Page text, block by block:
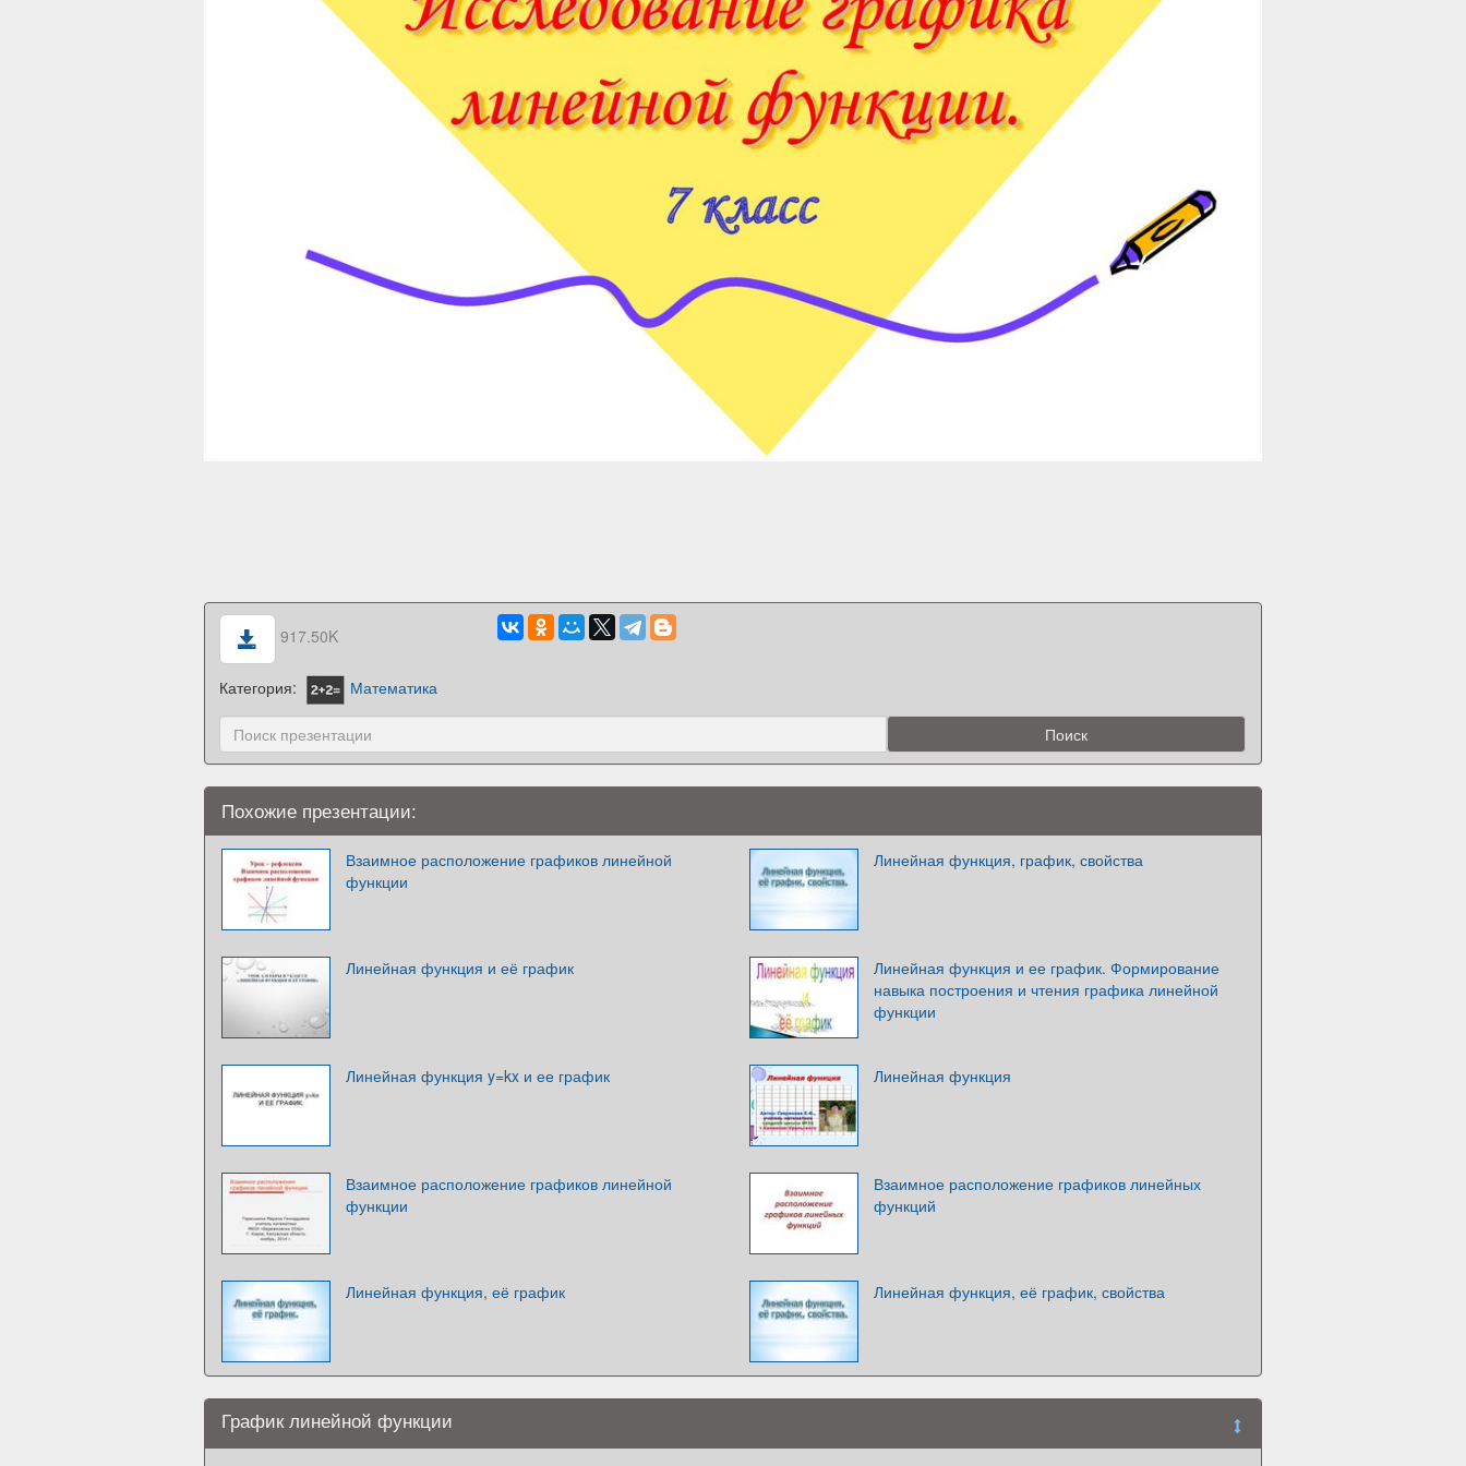
917.50K
Категория: Математика
Похожие презентации:
Взаимное расположение графиков линейной
функции
Линейная функция, график, свойства
Линейная функция и её график
Линейная функция и ее график. Формирование
навыка построения и чтения графика линейной
функции
Линейная функция y=kx и ее график Линейная функция
Взаимное расположение графиков линейной
функции
Взаимное расположение графиков линейных
функций
Линейная функция, её график Линейная функция, её график, свойства
График линейной функции